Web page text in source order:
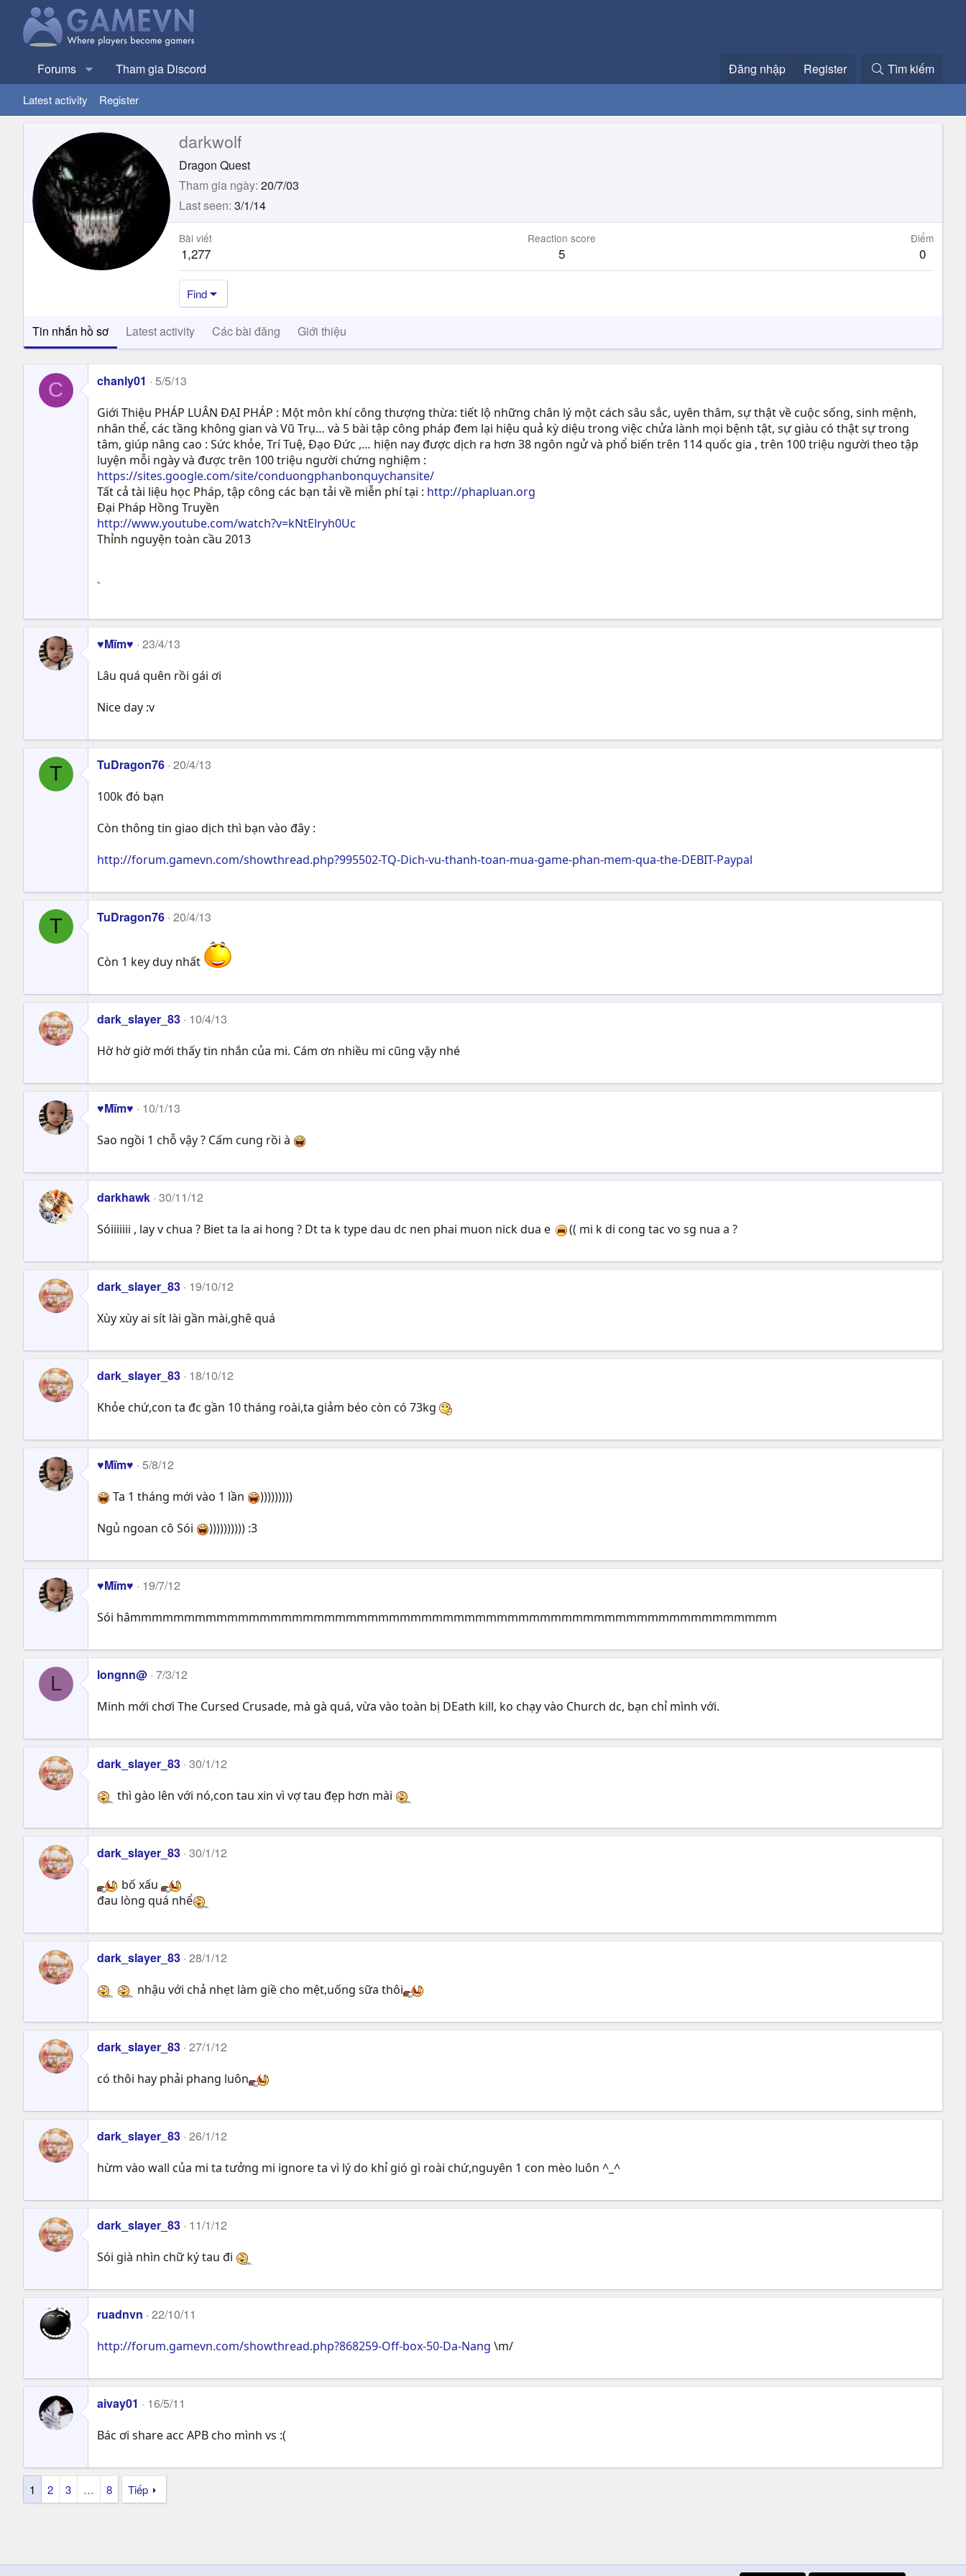
Forums Tham gia Discord Đăng nhập Register Tìm kiếm
Latest activity Register
darkwolf
Dragon Quest
Tham gia ngày 20/7/03
Last seen 3/1/14
Bài viết
1,277
Reaction score
5
Điểm
0
Find
Tin nhắn hồ sơ Latest activity Các bài đăng Giới thiệu
C chanly01 5/5/13
Giới Thiệu PHÁP LUÂN ĐẠI PHÁP : Một môn khí công thượng thừa: tiết lộ những chân lý một cách sâu sắc, uyên thâm, sự thật về cuộc sống, sinh mệnh,
nhân thể, các tầng không gian và Vũ Trụ… và 5 bài tập công pháp đem lại hiệu quả kỳ diệu trong việc chửa lành mọi bệnh tật, sự giàu có thật sự trong
tâm, giúp nâng cao : Sức khỏe, Trí Tuệ, Ðạo Ðức ,… hiện nay được dịch ra hơn 38 ngôn ngử và phổ biến trên 114 quốc gia , trên 100 triệu người theo tập
luyện mỗi ngày và được trên 100 triệu người chứng nghiệm :
https://sites.google.com/site/conduongphanbonquychansite/
Tất cả tài liệu học Pháp, tập công các bạn tải về miễn phí tại : http://phapluan.org
Đại Pháp Hồng Truyền
http://www.youtube.com/watch?v=kNtElryh0Uc
Thỉnh nguyện toàn cầu 2013
`
♥Mĩm♥ 23/4/13
Lâu quá quên rồi gái ơi
Nice day :v
T TuDragon76 20/4/13
100k đó bạn
Còn thông tin giao dịch thì bạn vào đây :
http://forum.gamevn.com/showthread.php?995502-TQ-Dich-vu-thanh-toan-mua-game-phan-mem-qua-the-DEBIT-Paypal
T TuDragon76 20/4/13
Còn 1 key duy nhất
dark_slayer_83 10/4/13
Hờ hờ giờ mới thấy tin nhắn của mi. Cám ơn nhiều mi cũng vậy nhé
♥Mĩm♥ 10/1/13
Sao ngồi 1 chỗ vậy ? Cấm cung rồi à
darkhawk 30/11/12
Sóiiiiiii , lay v chua ? Biet ta la ai hong ? Dt ta k type dau dc nen phai muon nick dua e (( mi k di cong tac vo sg nua a ?
dark_slayer_83 19/10/12
Xùy xùy ai sít lài gần mài,ghê quá
dark_slayer_83 18/10/12
Khỏe chứ,con ta đc gần 10 tháng roài,ta giảm béo còn có 73kg
♥Mĩm♥ 5/8/12
Ta 1 tháng mới vào 1 lần
)))))))))
Ngủ ngoan cô Sói
)))))))))) :3
♥Mĩm♥ 19/7/12
Sói hâmmmmmmmmmmmmmmmmmmmmmmmmmmmmmmmmmmmmmmmmmmmmmmmmmmmmmmmmmmmm
L longnn@ 7/3/12
Minh mới chơi The Cursed Crusade, mà gà quá, vừa vào toàn bị DEath kill, ko chạy vào Church dc, bạn chỉ mình với.
dark_slayer_83 30/1/12
thì gào lên với nó,con tau xin vì vợ tau đẹp hơn mài
dark_slayer_83 30/1/12
bố xấu
đau lòng quá nhể
dark_slayer_83 28/1/12
nhậu với chả nhẹt làm giề cho mệt,uống sữa thôi
dark_slayer_83 27/1/12
có thôi hay phải phang luôn
dark_slayer_83 26/1/12
hừm vào wall của mi ta tưởng mi ignore ta vì lý do khỉ gió gì roài chứ,nguyên 1 con mèo luôn ^_^
dark_slayer_83 11/1/12
Sói già nhìn chữ ký tau đi
ruadnvn 22/10/11
http://forum.gamevn.com/showthread.php?868259-Off-box-50-Da-Nang \m/
aivay01 16/5/11
Bác ơi share acc APB cho mình vs :(
1 2 3 … 8 Tiếp